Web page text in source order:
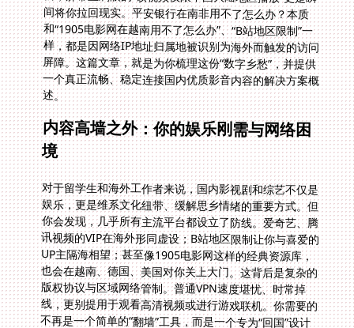
述。
内容高墙之外：你的娱乐刚需与网络困
境
对于留学生和海外工作者来说，国内影视剧和综艺不仅是
娱乐，更是维系文化纽带、缓解思乡情绪的重要方式。但
你会发现，几乎所有主流平台都设立了防线。爱奇艺、腾
讯视频的VIP在海外形同虚设；B站地区限制让你与喜爱的
UP主隔海相望；甚至像1905电影网这样的经典资源库，
也会在越南、德国、美国对你关上大门。这背后是复杂的
版权协议与区域网络管制。普通VPN速度堪忧、时常掉
线，更别提用于观看高清视频或进行游戏联机。你需要的
不再是一个简单的“翻墙”工具，而是一个专为“回国”设计